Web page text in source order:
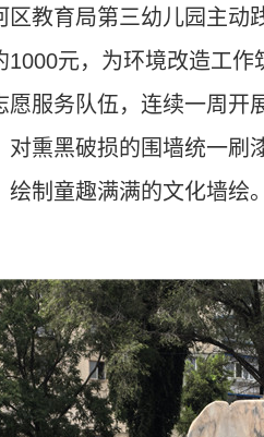
育局第三幼儿园主动
1000元，为环境改造工
愿服务队伍，连续一周
对熏黑破损的围墙统一
绘制童趣满满的文化墙绘